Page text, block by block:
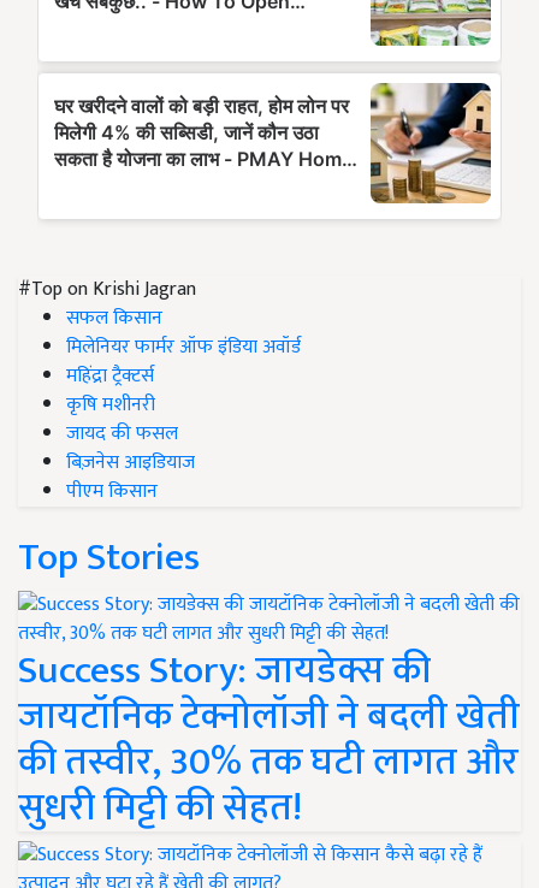
#Top on Krishi Jagran
सफल किसान
मिलेनियर फार्मर ऑफ इंडिया अवॉर्ड
महिंद्रा ट्रैक्टर्स
कृषि मशीनरी
जायद की फसल
बिज़नेस आइडियाज
पीएम किसान
Top Stories
Success Story: जायडेक्स की
जायटॉनिक टेक्नोलॉजी ने बदली खेती
की तस्वीर, 30% तक घटी लागत और
सुधरी मिट्टी की सेहत!